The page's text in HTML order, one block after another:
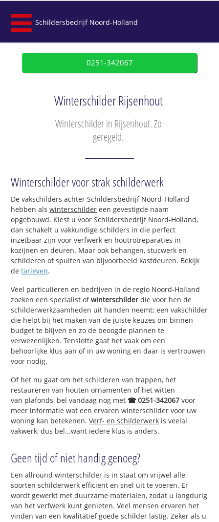
Schildersbedrijf Noord-Holland
0251-342067
Winterschilder Rijsenhout
Winterschilder in Rijsenhout. Zo
geregeld.
Winterschilder voor strak schilderwerk
De vakschilders achter Schildersbedrijf Noord-Holland
hebben alswinterschilder een gevestigde naam
opgebouwd. Kiest u voor Schildersbedrijf Noord-Holland,
dan schakelt u vakkundige schilders in die perfect
inzetbaar zijn voor verfwerk en houtrotreparaties in
kozijnen en deuren. Maar ook behangen, stucwerk en
schilderen of spuiten van bijvoorbeeld kastdeuren. Bekijk
detarieven.
Veel particulieren en bedrijven in de regio Noord-Holland
zoeken een specialist ofwinterschilder die voor hen de
schilderwerkzaamheden uit handen neemt; een vakschilder
die helpt bij het maken van de juiste keuzes om binnen
budget te blijven en zo de beoogde plannen te
verwezenlijken. Tenslotte gaat het vaak om een
behoorlijke klus aan of in uw woning en daar is vertrouwen
voor nodig.
Of het nu gaat om het schilderen van trappen, het
restaureren van houten ornamenten of het witten
van plafonds, bel vandaag nog met ☎ 0251-342067 voor
meer informatie wat een ervaren winterschilder voor uw
woning kan betekenen.Verf- en schilderwerk is veelal
vakwerk, dus bel...want iedere klus is anders.
Geen tijd of niet handig genoeg?
Een allround winterschilder is in staat om vrijwel alle
soorten schilderwerk efficiënt en snel uit te voeren. Er
wordt gewerkt met duurzame materialen, zodat u langdurig
van het verfwerk kunt genieten. Veel mensen ervaren het
vinden van een kwalitatief goede schilder lastig. Zeker als u